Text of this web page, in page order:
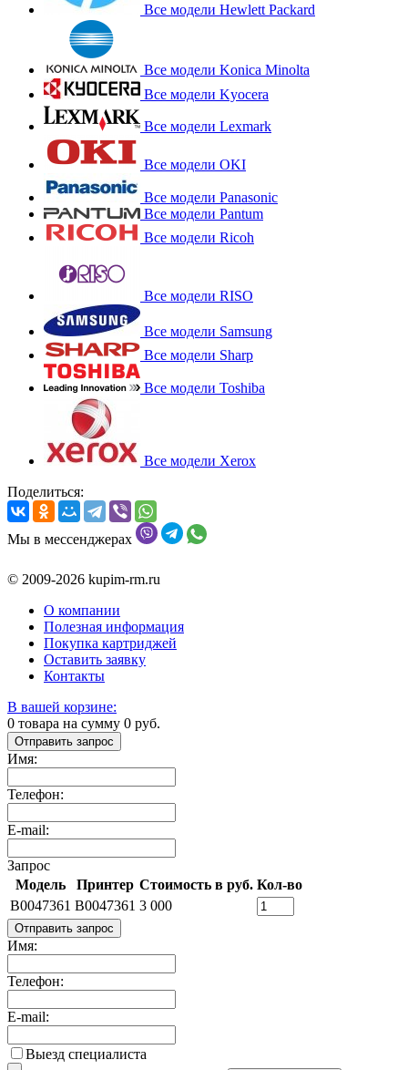
Все модели Hewlett Packard
Все модели Konica Minolta
Все модели Kyocera
Все модели Lexmark
Все модели OKI
Все модели Panasonic
Все модели Pantum
Все модели Ricoh
Все модели RISO
Все модели Samsung
Все модели Sharp
Все модели Toshiba
Все модели Xerox
Поделиться:
Мы в мессенджерах
© 2009-2026 kupim-rm.ru
О компании
Полезная информация
Покупка картриджей
Оставить заявку
Контакты
В вашей корзине:
0 товара на сумму 0 руб.
Отправить запрос
Имя:
Телефон:
E-mail:
Запрос
Модель
Принтер Стоимость в руб. Кол-во
B0047361 B0047361 3 000
Отправить запрос
Имя:
Телефон:
E-mail:
Выезд специалиста